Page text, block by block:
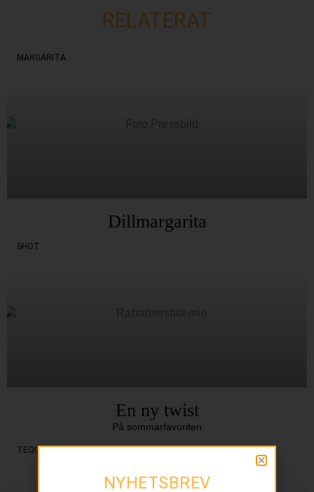
RELATERAT
MARGARITA
Dillmargarita
SHOT
En ny twist
På sommarfavoriten
TEQUILA
NYHETSBREV